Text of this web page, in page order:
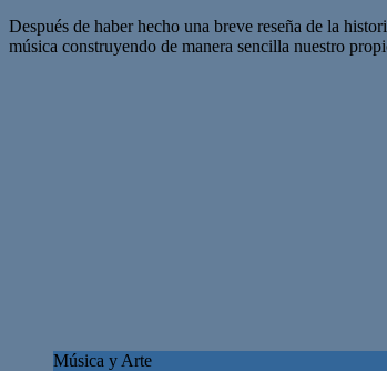
Después de haber hecho una breve reseña de la
música construyendo de manera sencilla nuestro
Música y Arte